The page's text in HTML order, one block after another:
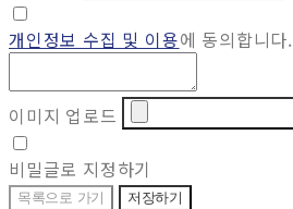
개인정보 수집 및 이용에 동의합니다.
이미지 업로드
비밀글로 지정하기
목록으로 가기 저장하기